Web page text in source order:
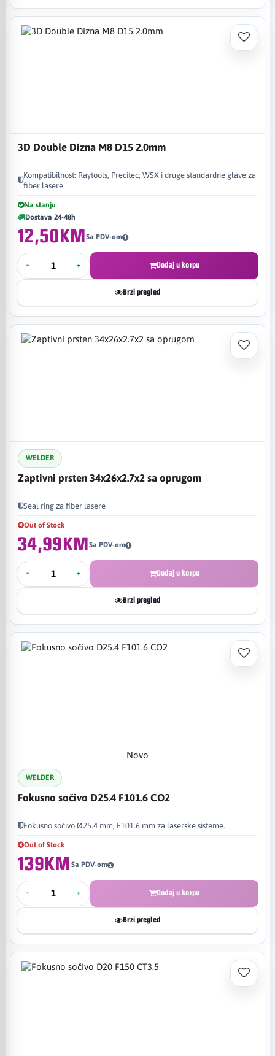
3D Double Dizna M8 D15 2.0mm
Kompatibilnost: Raytools, Precitec, WSX i druge standardne glave za
fiber lasere
Na stanju
Dostava 24-48h
12,50KMSa PDV-om
- + Dodaj u korpu
Brzi pregled
WELDER
Zaptivni prsten 34x26x2.7x2 sa oprugom
Seal ring za fiber lasere
Out of Stock
34,99KMSa PDV-om
- + Dodaj u korpu
Brzi pregled
Novo
WELDER
Fokusno sočivo D25.4 F101.6 CO2
Fokusno sočivo Ø25.4 mm, F101.6 mm za laserske sisteme.
Out of Stock
139KM Sa PDV-om
- + Dodaj u korpu
Brzi pregled